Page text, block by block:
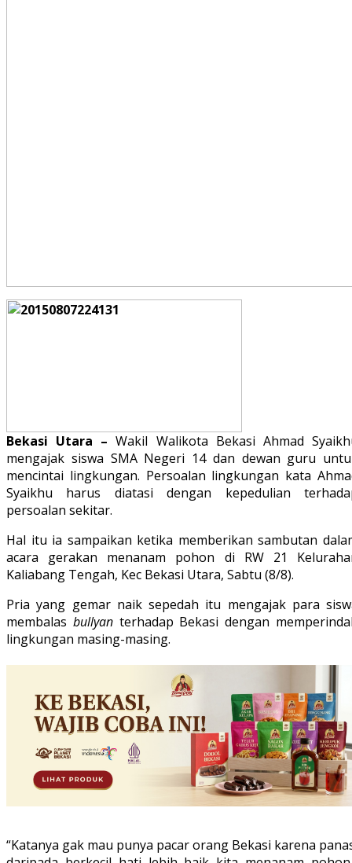
Bekasi Utara –Wakil Walikota Bekasi Ahmad
mengajak siswa SMA Negeri 14 dan dewan guru
mencintai lingkungan. Persoalan lingkungan kata
Syaikhu harus diatasi dengan kepedulian
persoalan sekitar.
Hal itu ia sampaikan ketika memberikan sambutan
acara gerakan menanam pohon di RW 21
Kaliabang Tengah, Kec Bekasi Utara, Sabtu (8/8).
Pria yang gemar naik sepedah itu mengajak para
membalas bullyanterhadap Bekasi dengan
lingkungan masing-masing.
“Katanya gak mau punya pacar orang Bekasi karena